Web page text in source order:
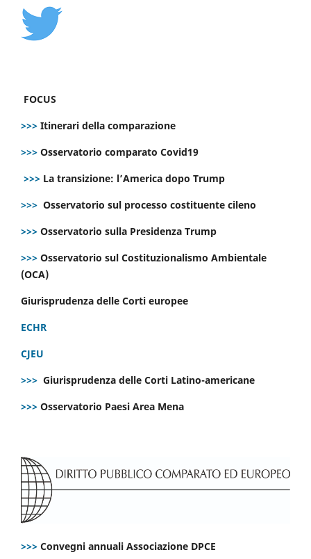
FOCUS
>>> Itinerari della comparazione
>>> Osservatorio comparato Covid19
>>> La transizione: l’America dopo Trump
>>> Osservatorio sul processo costituente cileno
>>> Osservatorio sulla Presidenza Trump
>>> Osservatorio sul Costituzionalismo Ambientale
(OCA)
Giurisprudenza delle Corti europee
ECHR
CJEU
>>> Giurisprudenza delle Corti Latino-americane
>>> Osservatorio Paesi Area Mena
>>> Convegni annuali Associazione DPCE